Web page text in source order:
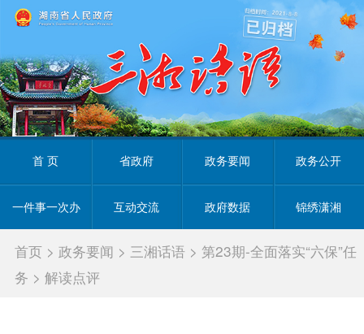
首 页 省政府 政务要闻 政务公开
一件事一次办 互动交流 政府数据 锦绣潇湘
首页 >政务要闻 > 三湘话语 > 第23期-全面落实“六保”任
务 >解读点评